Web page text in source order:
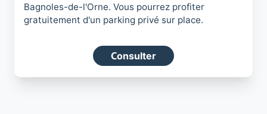
Bagnoles-de-l'Orne. Vous pourrez profiter
gratuitement d'un parking privé sur place.
Consulter